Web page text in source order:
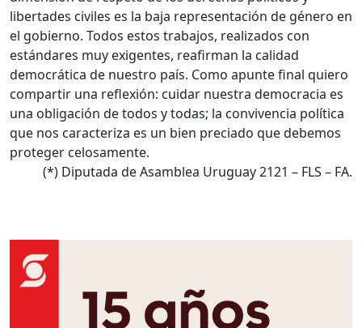
libertades civiles es la baja representación de género en
el gobierno. Todos estos trabajos, realizados con
estándares muy exigentes, reafirman la calidad
democrática de nuestro país. Como apunte final quiero
compartir una reflexión: cuidar nuestra democracia es
una obligación de todos y todas; la convivencia política
que nos caracteriza es un bien preciado que debemos
proteger celosamente.
(*) Diputada de Asamblea Uruguay 2121 – FLS – FA.